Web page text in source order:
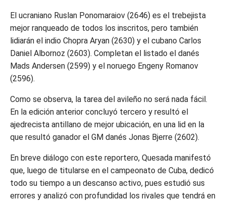
El ucraniano Ruslan Ponomaraiov (2646) es el trebejista
mejor ranqueado de todos los inscritos, pero también
lidiarán el indio Chopra Aryan (2630) y el cubano Carlos
Daniel Albornoz (2603). Completan el listado el danés
Mads Andersen (2599) y el noruego Engeny Romanov
(2596).
Como se observa, la tarea del avileño no será nada fácil.
En la edición anterior concluyó tercero y resultó el
ajedrecista antillano de mejor ubicación, en una lid en la
que resultó ganador el GM danés Jonas Bjerre (2602).
En breve diálogo con este reportero, Quesada manifestó
que, luego de titularse en el campeonato de Cuba, dedicó
todo su tiempo a un descanso activo, pues estudió sus
errores y analizó con profundidad los rivales que tendrá en